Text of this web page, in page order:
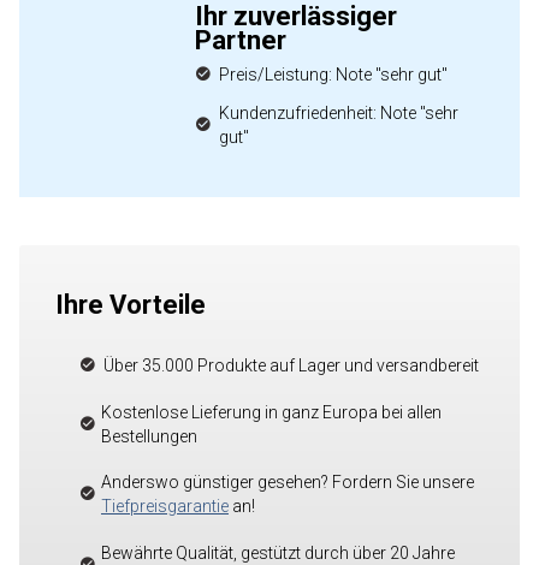
Ihr zuverlässiger
Partner
Preis/Leistung: Note "sehr gut"
Kundenzufriedenheit: Note "sehr
gut"
Ihre Vorteile
Über 35.000 Produkte auf Lager und versandbereit
Kostenlose Lieferung in ganz Europa bei allen
Bestellungen
Anderswo günstiger gesehen? Fordern Sie unsere
Tiefpreisgarantie an!
Bewährte Qualität, gestützt durch über 20 Jahre